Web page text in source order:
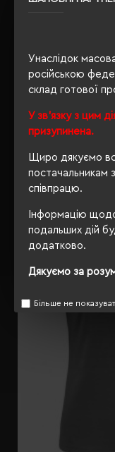
Унаслідок
російською
склад готової
У зв'язку з цим
призупинена.
Щиро дякуємо
постачальникам
співпрацю.
Інформацію
подальших дій
додатково.
Дякуємо за
Більше не
РЕКОМЕНДУЄМО